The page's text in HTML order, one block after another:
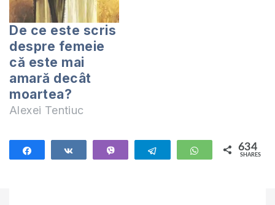
se cade împăraţilor,
Lemuele, nu se cade
împăraţilor să bea
vin, nici voievozilor
să umble după
băuturi…
De ce este scris
despre femeie
că este mai
amară decât
moartea?
Alexei Tentiuc
Telegram WhatsApp
634
SHARES